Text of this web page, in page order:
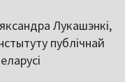
Лукашэнкі,
публічнай